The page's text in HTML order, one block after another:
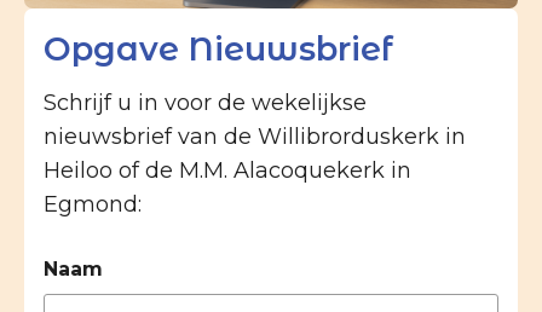
Opgave Nieuwsbrief
Schrijf u in voor de wekelijkse
nieuwsbrief van de Willibrorduskerk in
Heiloo of de M.M. Alacoquekerk in
Egmond:
Naam